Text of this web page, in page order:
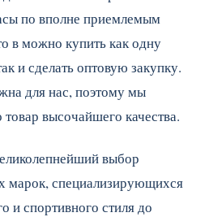
по вполне приемлемым
в можно купить как одну
и сделать оптовую закупку.
для нас, поэтому мы
высочайшего качества.
выбор
марок, специализирующихся
и спортивного стиля до